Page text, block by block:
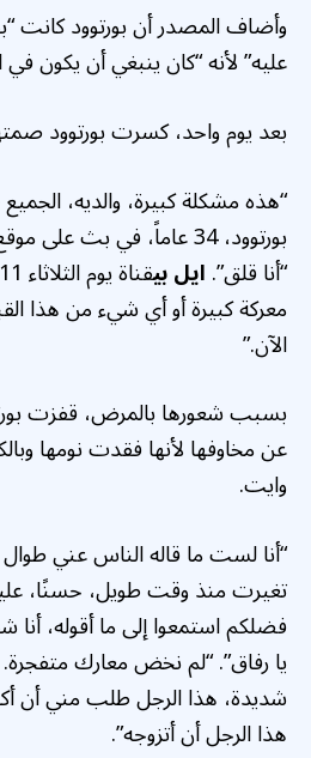
وأضاف المصدر أن بورتوود كانت
عليه” لأنه “كان ينبغي أن يكون في
بعد يوم واحد، كسرت بورتوود
“هذه مشكلة كبيرة، والديه،
بورتوود، 34 عاماً، في بث
“أنا قلق”.ايل بي
معركة كبيرة أو أي شيء من هذا
الآن.”
بسبب شعورها بالمرض، قفزت
عن مخاوفها لأنها فقدت نومها
وايت.
“أنا لست ما قاله الناس عني
تغيرت منذ وقت طويل، حسنًا،
فضلكم استمعوا إلى ما أقوله،
يا رفاق”. “لم نخض معارك
شديدة، هذا الرجل طلب مني أن
هذا الرجل أن أتزوجه”.